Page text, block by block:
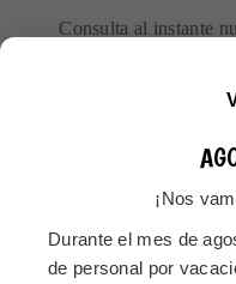
Consulta al instante
(Ideal para proyectos
campañas pequeñas
¿TIENES UN
ESPECIAL?
¡Nos
Durante el mes de
de personal por